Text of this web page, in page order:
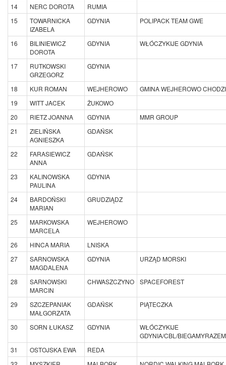
14 NERC DOROTA
RUMIA
15
TOWARNICKA
IZABELA
GDYNIA POLIPACK TEAM GWE
16
BILINIEWICZ
DOROTA
GDYNIA WŁÓCZYKIJE GDYNIA
17
RUTKOWSKI
GRZEGORZ
GDYNIA
18 KUR ROMAN WEJHEROWO
GMINA WEJHEROWO CHODZI
19
WITT JACEK
ŻUKOWO
20
RIETZ JOANNA GDYNIA
MMR GROUP
21
ZIELIŃSKA
AGNIESZKA
GDAŃSK
22
FARASIEWICZ
ANNA
GDAŃSK
23
KALINOWSKA
PAULINA
GDYNIA
24
BARDOŃSKI
MARIAN
GRUDZIĄDZ
25
MARKOWSKA
MARCELA
WEJHEROWO
26 HINCA MARIA
LNISKA
27
SARNOWSKA
MAGDALENA
GDYNIA URZĄD MORSKI
28
SARNOWSKI
MARCIN
CHWASZCZYNO SPACEFOREST
29
SZCZEPANIAK
MAŁGORZATA
GDAŃSK PIĄTECZKA
30 SORN ŁUKASZ GDYNIA
WŁÓCZYKIJE
GDYNIA/CBL/
31
OSTOJSKA EWA
REDA